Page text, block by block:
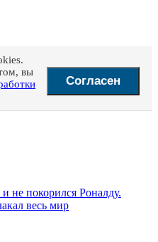
вы
Согласен
не покорился Роналду.
весь мир